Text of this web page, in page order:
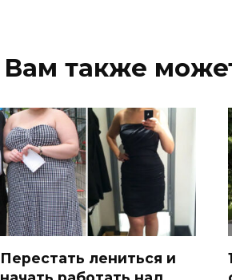
Вам также
Перестать лениться и